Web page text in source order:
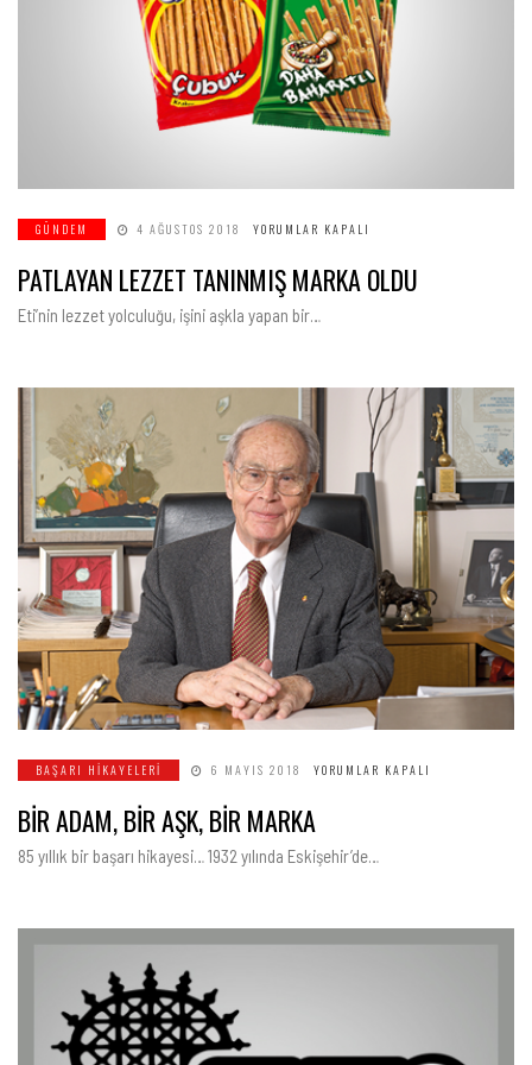
GÜNDEM 4 AĞUSTOS 2018
PATLAYAN
MARKA
OLDU
YORUMLAR KAPALI
PATLAYAN LEZZET TANINMIŞ MARKA OLDU
Eti’nin lezzet yolculuğu, işini aşkla yapan bir…
BAŞARI HIKAYELERI 6 MAYIS 2018
BİR
BİR
IÇIN
YORUMLAR KAPALI
BİR ADAM, BİR AŞK, BİR MARKA
85 yıllık bir başarı hikayesi… 1932 yılında Eskişehir’de…